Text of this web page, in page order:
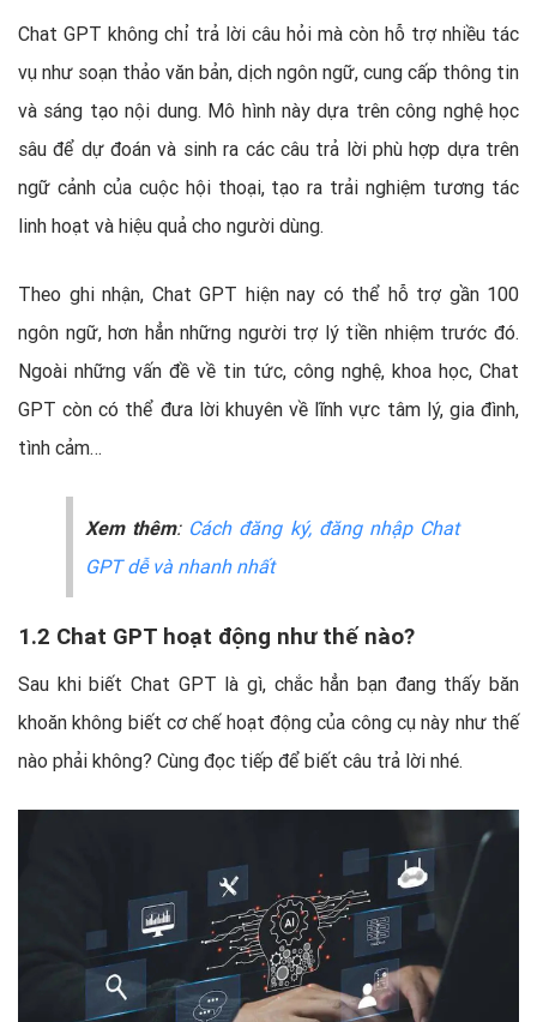
Chat GPT không chỉ trả lời câu hỏi mà còn hỗ trợ nhiều tác
vụ như soạn thảo văn bản, dịch ngôn ngữ, cung cấp thông tin
và sáng tạo nội dung. Mô hình này dựa trên công nghệ học
sâu để dự đoán và sinh ra các câu trả lời phù hợp dựa trên
ngữ cảnh của cuộc hội thoại, tạo ra trải nghiệm tương tác
linh hoạt và hiệu quả cho người dùng.
Theo ghi nhận, Chat GPT hiện nay có thể hỗ trợ gần 100
ngôn ngữ, hơn hẳn những người trợ lý tiền nhiệm trước đó.
Ngoài những vấn đề về tin tức, công nghệ, khoa học, Chat
GPT còn có thể đưa lời khuyên về lĩnh vực tâm lý, gia đình,
tình cảm…
Xem thêm: Cách đăng ký, đăng nhập Chat
GPT dễ và nhanh nhất
1.2 Chat GPT hoạt động như thế nào?
Sau khi biết Chat GPT là gì, chắc hẳn bạn đang thấy băn
khoăn không biết cơ chế hoạt động của công cụ này như thế
nào phải không? Cùng đọc tiếp để biết câu trả lời nhé.